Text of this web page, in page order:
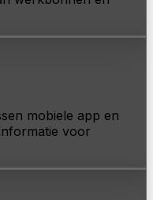
mobiele app en
voor